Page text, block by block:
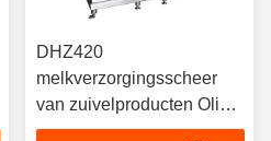
DHZ420
melkverzorgingsscheer
van zuivelproducten Olie-
separator Hermetisch